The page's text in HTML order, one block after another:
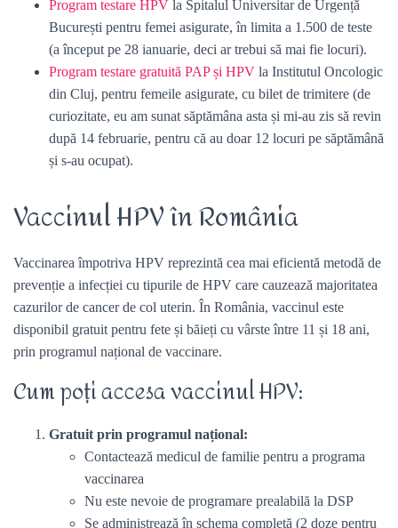
Program testare HPV la Spitalul Universitar de Urgență
București pentru femei asigurate, în limita a 1.500 de teste
(a început pe 28 ianuarie, deci ar trebui să mai fie locuri).
Program testare gratuită PAP și HPV la Institutul Oncologic
din Cluj, pentru femeile asigurate, cu bilet de trimitere (de
curiozitate, eu am sunat săptămâna asta și mi-au zis să revin
după 14 februarie, pentru că au doar 12 locuri pe săptămână
și s-au ocupat).
Vaccinul HPV în România
Vaccinarea împotriva HPV reprezintă cea mai eficientă metodă de
prevenție a infecției cu tipurile de HPV care cauzează majoritatea
cazurilor de cancer de col uterin. În România, vaccinul este
disponibil gratuit pentru fete și băieți cu vârste între 11 și 18 ani,
prin programul național de vaccinare.
Cum poți accesa vaccinul HPV:
Gratuit prin programul național:
Contactează medicul de familie pentru a programa
vaccinarea
Nu este nevoie de programare prealabilă la DSP
Se administrează în schema completă (2 doze pentru